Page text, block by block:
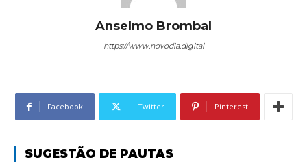
Anselmo Brombal
https://www.novodia.digital
Facebook Twitter Pinterest
SUGESTÃO DE PAUTAS